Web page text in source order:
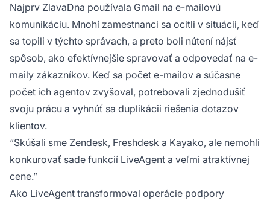
Najprv ZlavaDna používala Gmail na e-mailovú
komunikáciu. Mnohí zamestnanci sa ocitli v situácii, keď
sa topili v týchto správach, a preto boli nútení nájsť
spôsob, ako efektívnejšie spravovať a odpovedať na e-
maily zákazníkov. Keď sa počet e-mailov a súčasne
počet ich agentov zvyšoval, potrebovali zjednodušiť
svoju prácu a vyhnúť sa duplikácii riešenia dotazov
klientov.
“Skúšali sme Zendesk, Freshdesk a Kayako, ale nemohli
konkurovať sade funkcií LiveAgent a veľmi atraktívnej
cene.”
Ako LiveAgent transformoval operácie podpory